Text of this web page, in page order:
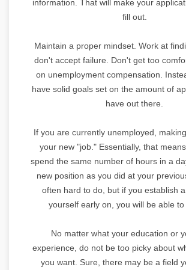
information. That will make your
fill out.
Maintain a proper mindset. Work at
don't accept failure. Don't get too
on unemployment compensation.
have solid goals set on the amount of
have out there.
If you are currently unemployed,
your new "job." Essentially, that
spend the same number of hours in a
new position as you did at your
often hard to do, but if you establish
yourself early on, you will be able to
No matter what your education or
experience, do not be too picky about
you want. Sure, there may be a field